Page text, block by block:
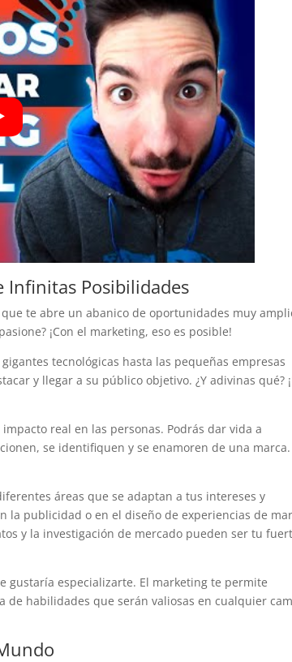
Infinitas Posibilidades
te abre un abanico de oportunidades muy
¡Con el marketing, eso es posible!
tecnológicas hasta las pequeñas empresas
y llegar a su público objetivo. ¿Y adivinas qué?
real en las personas. Podrás dar vida a
se identifiquen y se enamoren de una marca.
áreas que se adaptan a tus intereses y
la publicidad o en el diseño de experiencias de
y la investigación de mercado pueden ser tu
gustaría especializarte. El marketing te permite
habilidades que serán valiosas en cualquier